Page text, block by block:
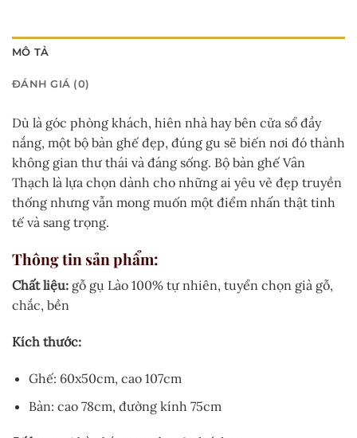
MÔ TẢ
ĐÁNH GIÁ (0)
Dù là góc phòng khách, hiên nhà hay bên cửa sổ đầy
nắng, một bộ bàn ghế đẹp, đúng gu sẽ biến nơi đó thành
không gian thư thái và đáng sống. Bộ bàn ghế Vân
Thạch là lựa chọn dành cho những ai yêu vẻ đẹp truyền
thống nhưng vẫn mong muốn một điểm nhấn thật tinh
tế và sang trọng.
Thông tin sản phẩm:
Chất liệu: gỗ gụ Lào 100% tự nhiên, tuyển chọn già gỗ,
chắc, bền
Kích thước:
Ghế: 60x50cm, cao 107cm
Bàn: cao 78cm, đường kính 75cm